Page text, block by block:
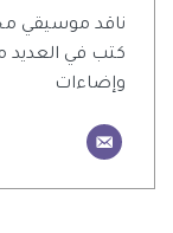
ناقد موسيقي
كتب في العديد
وإضاءات